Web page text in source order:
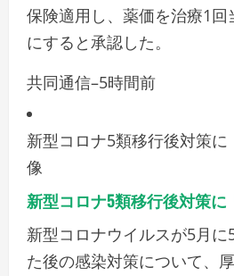
保険適用し、薬価を治療1回
にすると承認した。
共同通信–5時間前
新型コロナ5類移行後対策
像
新型コロナ5類移行後対策に
新型コロナウイルスが5月に
た後の感染対策について、